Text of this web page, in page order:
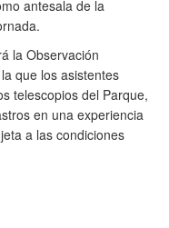
antesala de la
la Observación
que los asistentes
telescopios del Parque,
en una experiencia
a las condiciones